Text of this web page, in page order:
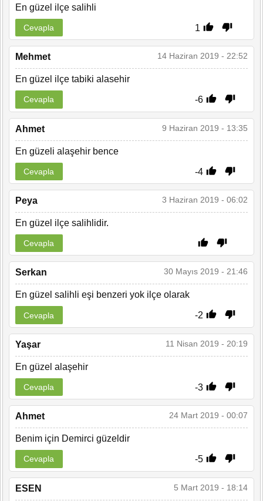
En güzel ilçe salihli
1
Cevapla
Mehmet 14 Haziran 2019 - 22:52
En güzel ilçe tabiki alasehir
-6
Cevapla
Ahmet 9 Haziran 2019 - 13:35
En güzeli alaşehir bence
-4
Cevapla
Peya 3 Haziran 2019 - 06:02
En güzel ilçe salihlidir.
Cevapla
Serkan 30 Mayıs 2019 - 21:46
En güzel salihli eşi benzeri yok ilçe olarak
-2
Cevapla
Yaşar 11 Nisan 2019 - 20:19
En güzel alaşehir
-3
Cevapla
Ahmet 24 Mart 2019 - 00:07
Benim için Demirci güzeldir
-5
Cevapla
ESEN 5 Mart 2019 - 18:14